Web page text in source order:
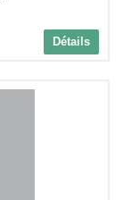
Détails